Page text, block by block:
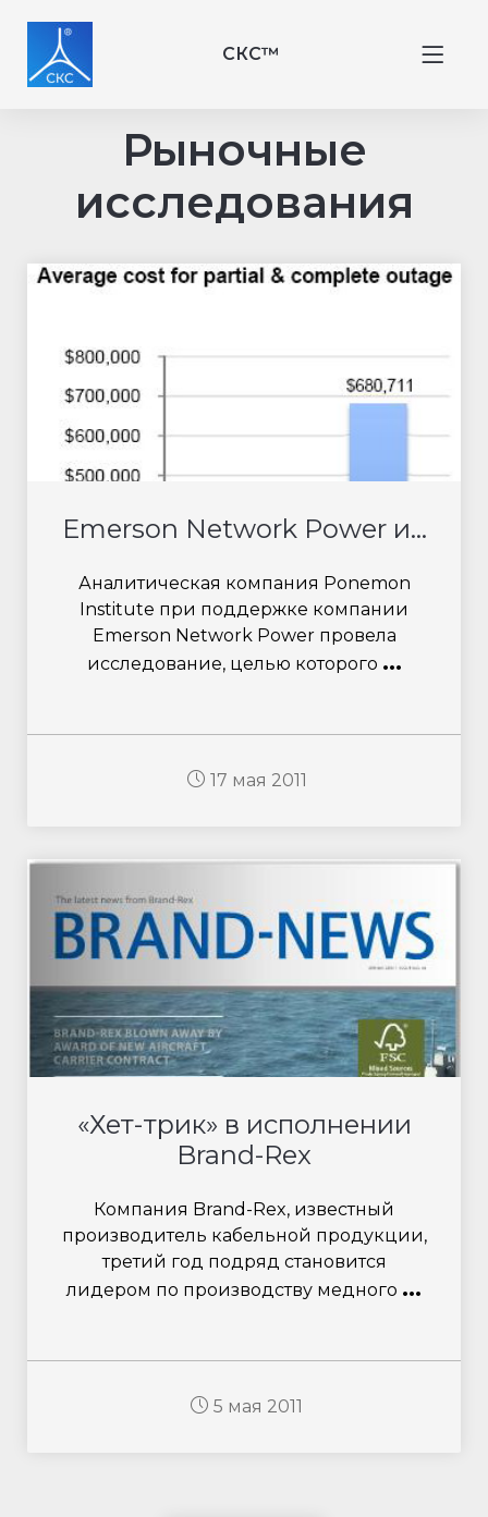
СКС™
Рыночные
исследования
Emerson Network Power и...
Аналитическая компания Ponemon
Institute при поддержке компании
Emerson Network Power провела
исследование, целью которого ...
17 мая 2011
«Хет-трик» в исполнении
Brand-Rex
Компания Brand-Rex, известный
производитель кабельной продукции,
третий год подряд становится
лидером по производству медного ...
5 мая 2011